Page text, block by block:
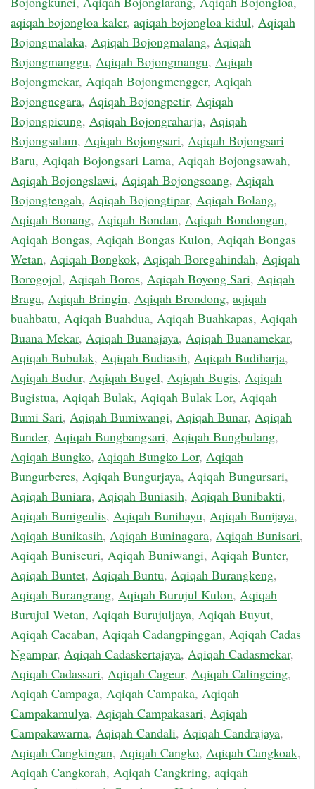
aqiqah bojongloa kaler, aqiqah bojongloa kidul, Aqiqah
Bojongmalaka, Aqiqah Bojongmalang, Aqiqah
Bojongmanggu, Aqiqah Bojongmangu, Aqiqah
Bojongmekar, Aqiqah Bojongmengger, Aqiqah
Bojongnegara, Aqiqah Bojongpetir, Aqiqah
Bojongpicung, Aqiqah Bojongraharja, Aqiqah
Bojongsalam, Aqiqah Bojongsari, Aqiqah Bojongsari
Baru, Aqiqah Bojongsari Lama, Aqiqah Bojongsawah,
Aqiqah Bojongslawi, Aqiqah Bojongsoang, Aqiqah
Bojongtengah, Aqiqah Bojongtipar, Aqiqah Bolang,
Aqiqah Bonang, Aqiqah Bondan, Aqiqah Bondongan,
Aqiqah Bongas, Aqiqah Bongas Kulon, Aqiqah Bongas
Wetan, Aqiqah Bongkok, Aqiqah Boregahindah, Aqiqah
Borogojol, Aqiqah Boros, Aqiqah Boyong Sari, Aqiqah
Braga, Aqiqah Bringin, Aqiqah Brondong, aqiqah
buahbatu, Aqiqah Buahdua, Aqiqah Buahkapas, Aqiqah
Buana Mekar, Aqiqah Buanajaya, Aqiqah Buanamekar,
Aqiqah Bubulak, Aqiqah Budiasih, Aqiqah Budiharja,
Aqiqah Budur, Aqiqah Bugel, Aqiqah Bugis, Aqiqah
Bugistua, Aqiqah Bulak, Aqiqah Bulak Lor, Aqiqah
Bumi Sari, Aqiqah Bumiwangi, Aqiqah Bunar, Aqiqah
Bunder, Aqiqah Bungbangsari, Aqiqah Bungbulang,
Aqiqah Bungko, Aqiqah Bungko Lor, Aqiqah
Bungurberes, Aqiqah Bungurjaya, Aqiqah Bungursari,
Aqiqah Buniara, Aqiqah Buniasih, Aqiqah Bunibakti,
Aqiqah Bunigeulis, Aqiqah Bunihayu, Aqiqah Bunijaya,
Aqiqah Bunikasih, Aqiqah Buninagara, Aqiqah Bunisari,
Aqiqah Buniseuri, Aqiqah Buniwangi, Aqiqah Bunter,
Aqiqah Buntet, Aqiqah Buntu, Aqiqah Burangkeng,
Aqiqah Burangrang, Aqiqah Burujul Kulon, Aqiqah
Burujul Wetan, Aqiqah Burujuljaya, Aqiqah Buyut,
Aqiqah Cacaban, Aqiqah Cadangpinggan, Aqiqah Cadas
Ngampar, Aqiqah Cadaskertajaya, Aqiqah Cadasmekar,
Aqiqah Cadassari, Aqiqah Cageur, Aqiqah Calingcing,
Aqiqah Campaga, Aqiqah Campaka, Aqiqah
Campakamulya, Aqiqah Campakasari, Aqiqah
Campakawarna, Aqiqah Candali, Aqiqah Candrajaya,
Aqiqah Cangkingan, Aqiqah Cangko, Aqiqah Cangkoak,
Aqiqah Cangkorah, Aqiqah Cangkring, aqiqah